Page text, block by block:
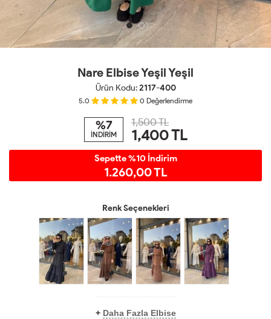
Nare Elbise Yeşil Yeşil
Ürün Kodu:2117-400
5.0 0 Değerlendirme
%7
İNDİRİM
1,500 TL
1,400TL
Sepette %10 İndirim
1.260,00 TL
Renk Seçenekleri
+ Daha Fazla Elbise